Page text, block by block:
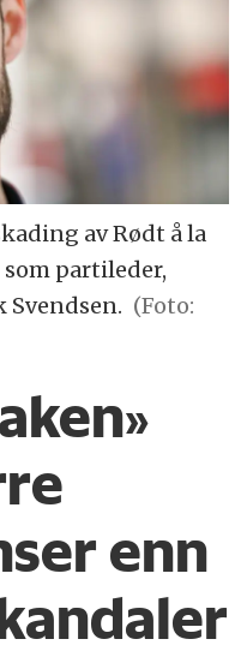
av Rødt å la
partileder,
Svendsen. (Foto:
enn